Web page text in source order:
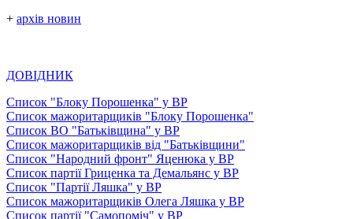
+ архів новин
ДОВІДНИК
Список "Блоку Порошенка" у ВР
Список мажоритарщиків "Блоку Порошенка"
Список ВО "Батьківщина" у ВР
Список мажоритарщиків від "Батьківщини"
Список "Народний фронт" Яценюка у ВР
Список партії Гриценка та Демальянс у ВР
Список "Партії Ляшка" у ВР
Список мажоритарщиків Олега Ляшка у ВР
Список партії "Самопоміч" у ВР